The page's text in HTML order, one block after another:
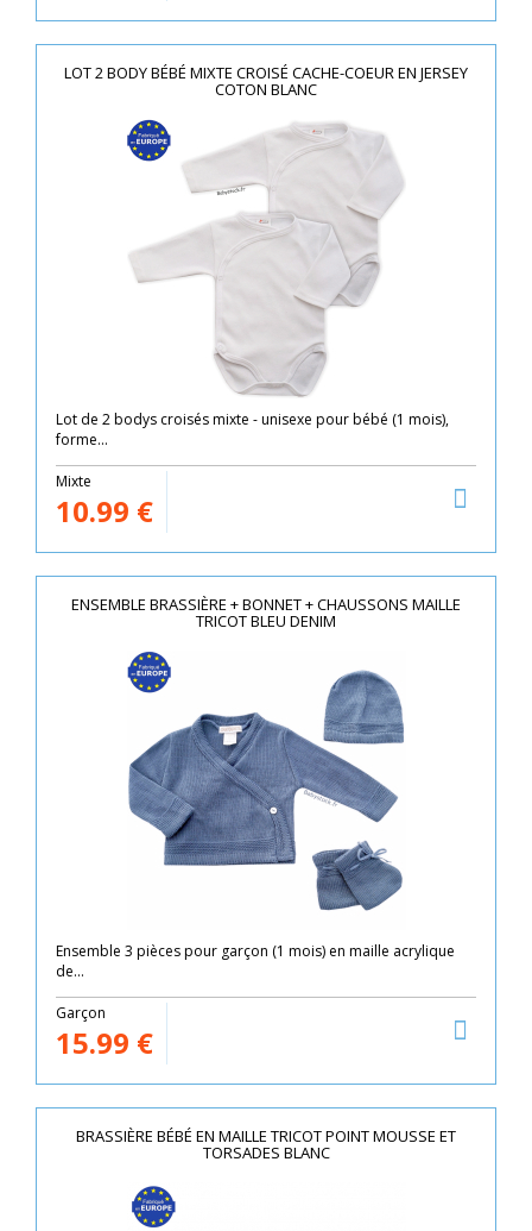
LOT 2 BODY BÉBÉ MIXTE CROISÉ CACHE-COEUR EN JERSEY
COTON BLANC
Lot de 2 bodys croisés mixte - unisexe pour bébé (1 mois),
forme...
Mixte
10.99 €
ENSEMBLE BRASSIÈRE + BONNET + CHAUSSONS MAILLE
TRICOT BLEU DENIM
Ensemble 3 pièces pour garçon (1 mois) en maille acrylique
de...
Garçon
15.99 €
BRASSIÈRE BÉBÉ EN MAILLE TRICOT POINT MOUSSE ET
TORSADES BLANC